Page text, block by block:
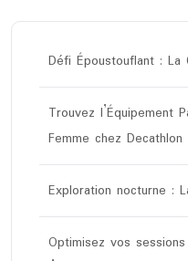
Défi Époustouflant : La
Trouvez l’Équipement
Femme chez Decathlon
Exploration nocturne :
Optimisez vos